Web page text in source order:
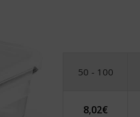
50 - 100
8,02€